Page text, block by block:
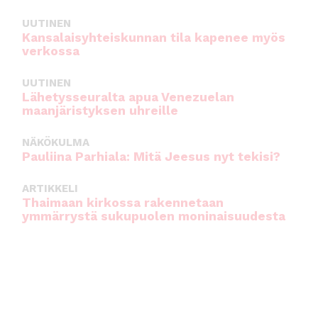
UUTINEN
Kansalaisyhteiskunnan tila kapenee myös
verkossa
UUTINEN
Lähetysseuralta apua Venezuelan
maanjäristyksen uhreille
NÄKÖKULMA
Pauliina Parhiala: Mitä Jeesus nyt tekisi?
ARTIKKELI
Thaimaan kirkossa rakennetaan
ymmärrystä sukupuolen moninaisuudesta